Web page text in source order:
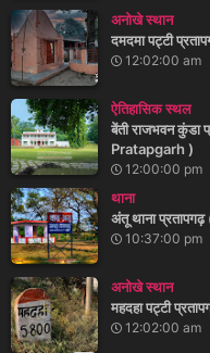
अनोखे स्थान
दमदमा पट्टी
12:02:00 am
ऐतिहासिक स्थल
बेंती राजभवन
Pratapgarh )
12:00:00 pm
थाना
अंतू थाना
10:37:00 pm
अनोखे स्थान
महदहा पट्टी
12:02:00 am